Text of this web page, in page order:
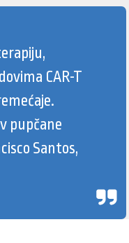
CAR-T
pupčane
Santos,